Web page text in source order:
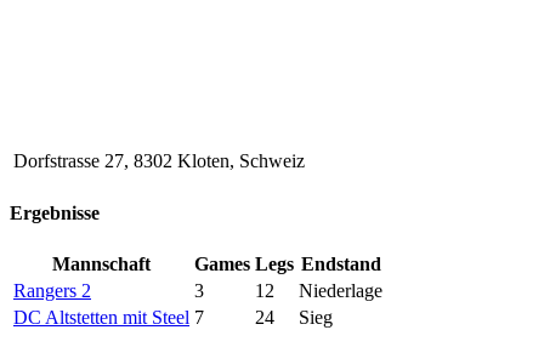
Dorfstrasse 27, 8302 Kloten, Schweiz
Ergebnisse
Mannschaft Games Legs Endstand
Rangers 2
3 12
Niederlage
DC Altstetten mit Steel 7 24 Sieg